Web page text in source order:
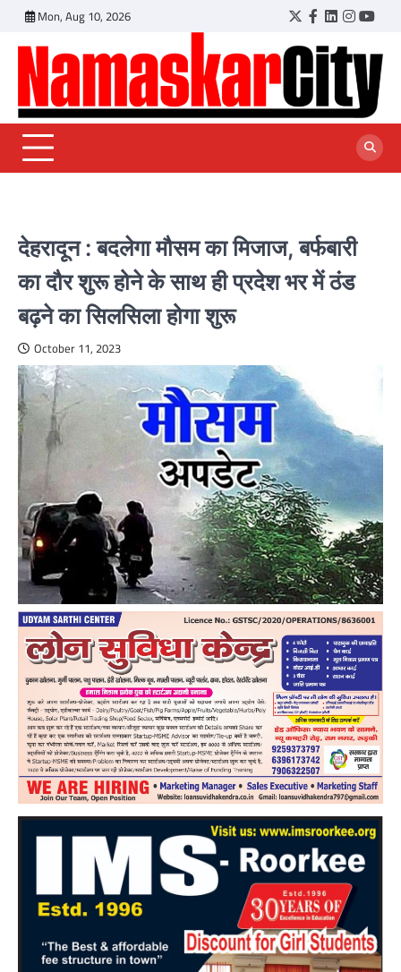
content
Mon, Aug 10, 2026 Twitter
Facebook
LinkedIn
देहरादून : बदलेगा मौसम का मिजाज, बर्फबारी
का दौर शुरू होने के साथ ही प्रदेश भर में ठंड
बढ़ने का सिलसिला होगा शुरू
October 11, 2023